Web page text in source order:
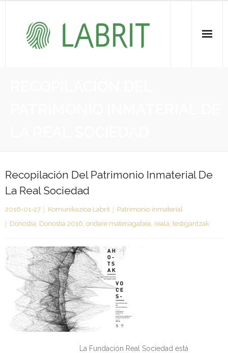
- LABRIT
- Jabetza intelektuala | Propiedad intelectual
Recopilación Del Patrimonio Inmaterial De
La Real Sociedad
2016-01-27 Komunikazioa Labrit
Patrimonio inmaterial
Donostia, Donostia 2016, ondare materiagabea, reala, testigantzak
La Fundación Real Sociedad está